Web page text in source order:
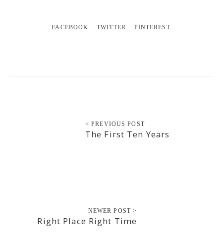
FACEBOOK TWITTER PINTEREST
< PREVIOUS POST
The First Ten Years
NEWER POST >
Right Place Right Time